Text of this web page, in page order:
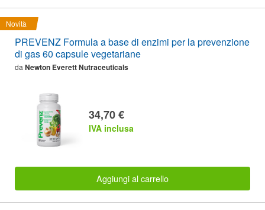
Novità
PREVENZ Formula a base di enzimi per la prevenzione
di gas 60 capsule vegetariane
da Newton Everett Nutraceuticals
34,70 €
IVA inclusa
Aggiungi al carrello